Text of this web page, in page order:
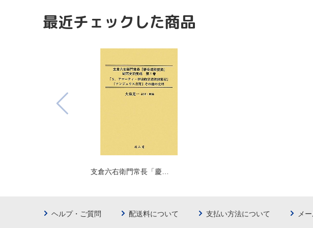
最近チェックした商品
支倉六右衛門常長「慶…
ヘルプ・ご質問 配送料について 支払い方法について メ